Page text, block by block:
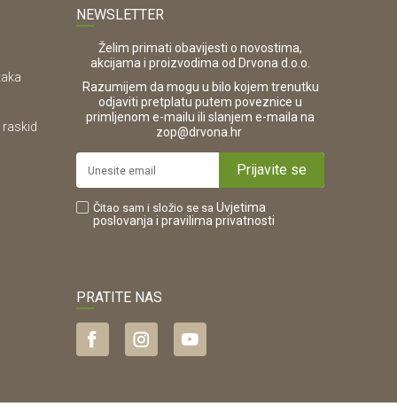
raskid
NEWSLETTER
Želim primati obavijesti o novostima,
akcijama i proizvodima od Drvona d.o.o.
Razumijem da mogu u bilo kojem trenutku
odjaviti pretplatu putem poveznice u
primljenom e-mailu ili slanjem e-maila na
zop@drvona.hr.
Prijavite se
Čitao sam i složio se sa Uvjetima
poslovanja i pravilima privatnosti
PRATITE NAS